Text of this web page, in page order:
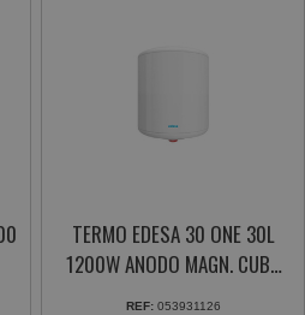
TERMO EDESA 30 ONE 30L
1200W ANODO MAGN. CUBA
ACERO
REF: 053931126